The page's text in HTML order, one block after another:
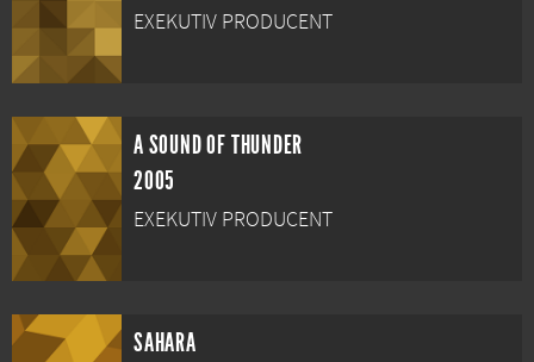
EXEKUTIV PRODUCENT
A SOUND OF THUNDER
2005
EXEKUTIV PRODUCENT
SAHARA